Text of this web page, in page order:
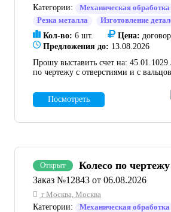
Категории:
Механическая обработка
Резка металла
Изготовление
Кол-во: 6 шт. Цена:
Предложения до: 13.08.2026
Прошу выставить счет на: 45.01.1029 Лист 2мм вырезка
по чертежу с отверстиями и с
2 шт. 45.01.1051 Лист 3мм вырезка по чертежу с
вальцовкой, 1 шт. 45.01.1053 Лист
Посмотреть
Открыт Колесо по
Заказ №12843 от 06.08.2026
г Москва, Москва
Категории:
Механическая обработка